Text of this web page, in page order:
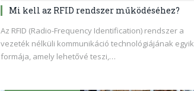
Mi kell az RFID rendszer működéséhez?
Az RFID (Radio-Frequency Identification) rendszer a
vezeték nélküli kommunikáció technológiájának egyik
formája, amely lehetővé teszi,…